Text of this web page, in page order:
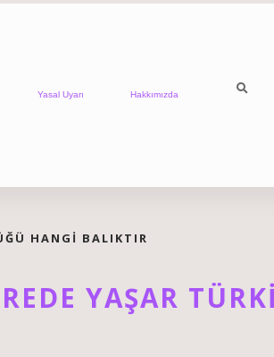
Yasal Uyarı Hakkımızda
HANGI BALIKTIR
YAŞAR